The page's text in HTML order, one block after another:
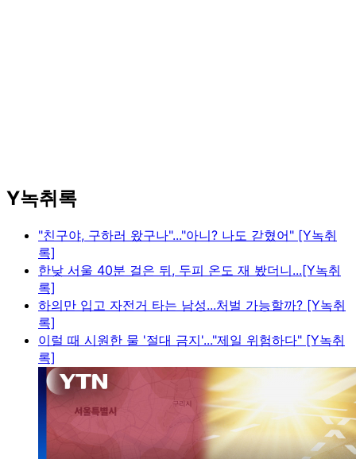
Y녹취록
"친구야, 구하러 왔구나"..."아니? 나도 갇혔어" [Y녹취
록]
한낮 서울 40분 걸은 뒤, 두피 온도 재 봤더니...[Y녹취
록]
하의만 입고 자전거 타는 남성...처벌 가능할까? [Y녹취
록]
이럴 때 시원한 물 '절대 금지'..."제일 위험하다" [Y녹취
록]